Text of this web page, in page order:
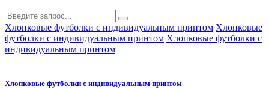
Хлопковые футболки с индивидуальным принтом Хлопковые
футболки с индивидуальным принтом Хлопковые футболки с
индивидуальным принтом
Хлопковые футболки с индивидуальным принтом